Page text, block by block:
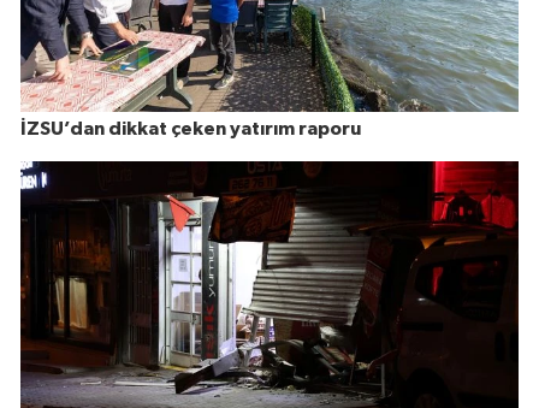
İZSU’dan dikkat çeken yatırım raporu